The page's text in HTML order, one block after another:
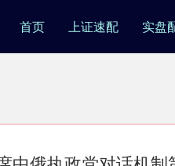
首页 上证速配 实盘